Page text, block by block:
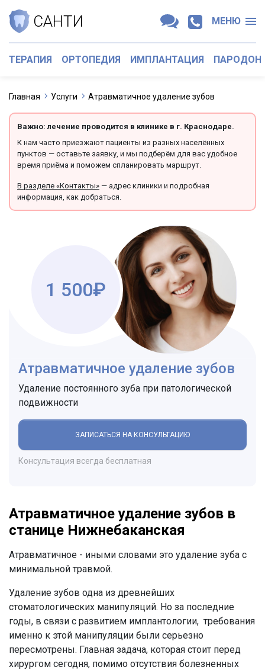
САНТИ МЕНЮ
ТЕРАПИЯ ОРТОПЕДИЯ ИМПЛАНТАЦИЯ
Главная Услуги Атравматичное удаление зубов
Важно: лечение проводится в клинике в г. Краснодаре.
К нам часто приезжают пациенты из разных населённых
пунктов — оставьте заявку, и мы подберём для вас удобное
время приёма и поможем спланировать маршрут.
В разделе «Контакты» — адрес клиники и подробная
информация, как добраться.
1 500₽
Атравматичное удаление зубов
Удаление постоянного зуба при патологической
подвижности
ЗАПИСАТЬСЯ НА КОНСУЛЬТАЦИЮ
Консультация всегда бесплатная
Атравматичное удаление зубов в
станице Нижнебаканская
Атравматичное - иными словами это удаление зуба с
минимальной травмой.
Удаление зубов одна из древнейших
стоматологических манипуляций. Но за последние
годы, в связи с развитием имплантологии, требования
именно к этой манипуляции были серьезно
пересмотрены. Главная задача, которая стоит перед
хирургом сегодня, помимо отсутствия болезненных